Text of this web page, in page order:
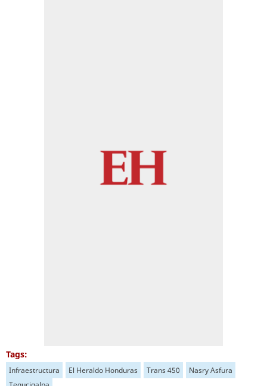
Tags:
Infraestructura El Heraldo Honduras Trans 450
Nasry Asfura